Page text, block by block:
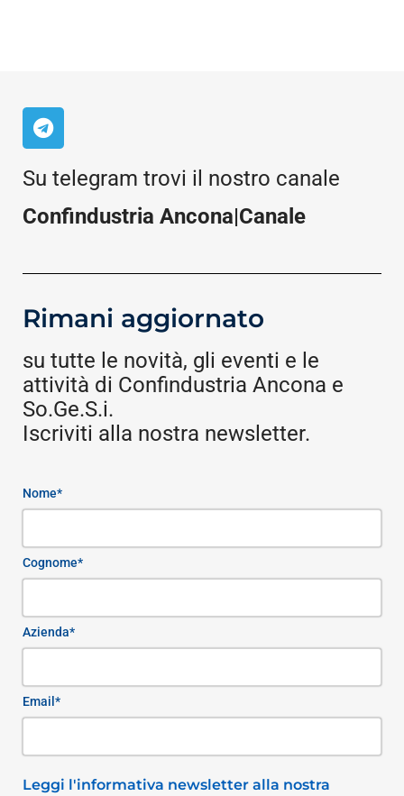
Su telegram trovi il nostro canale
Confindustria Ancona|Canale
Rimani aggiornato
su tutte le novità, gli eventi e le
attività di Confindustria Ancona e
So.Ge.S.i.
Iscriviti alla nostra newsletter.
Nome*
Cognome*
Azienda*
Email*
Leggi l'informativa newsletter alla nostra